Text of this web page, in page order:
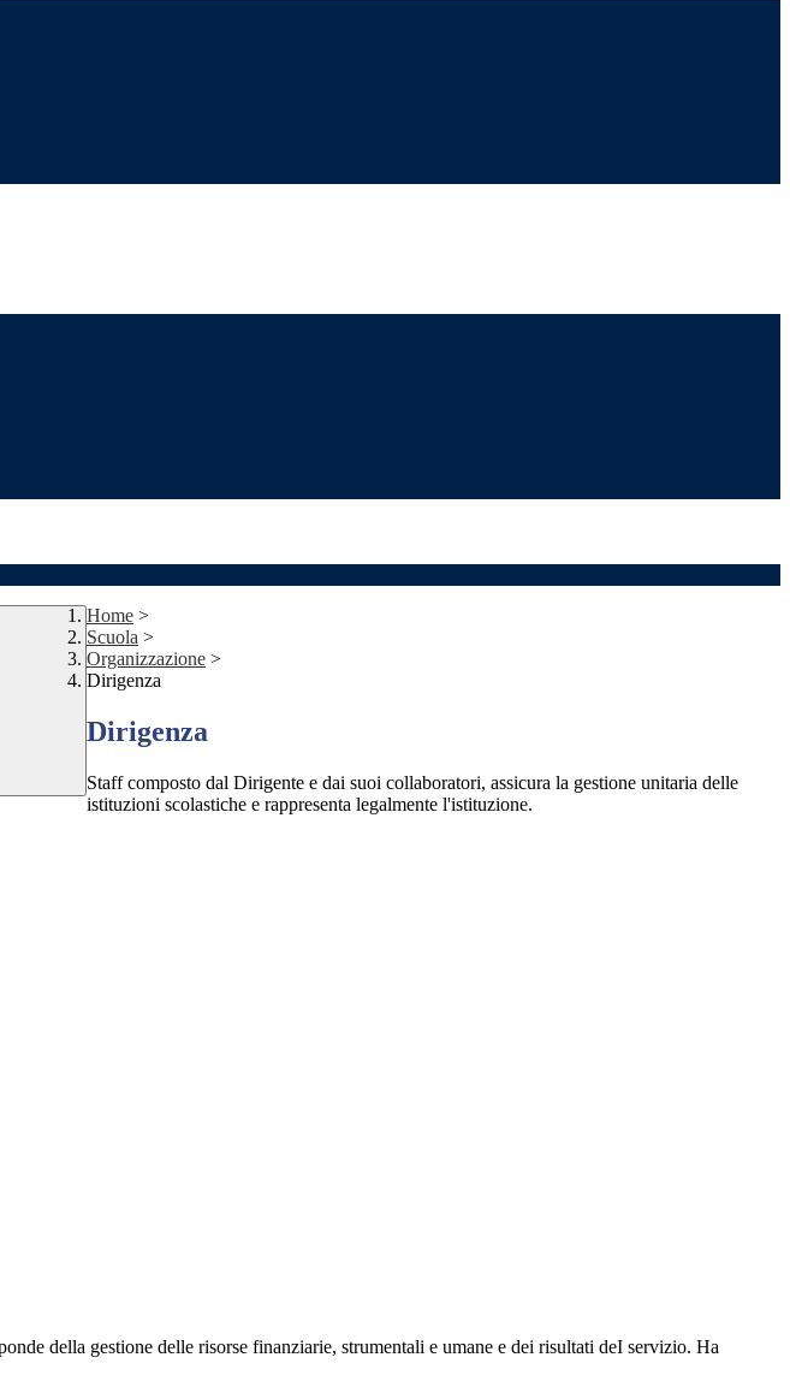
Home >
Scuola >
Organizzazione >
Dirigenza
Dirigenza
Staff composto dal Dirigente e dai suoi collaboratori, assicura la gestione unitaria delle
istituzioni scolastiche e rappresenta legalmente l'istituzione.
della gestione delle risorse finanziarie, strumentali e umane e dei risultati deI servizio. Ha